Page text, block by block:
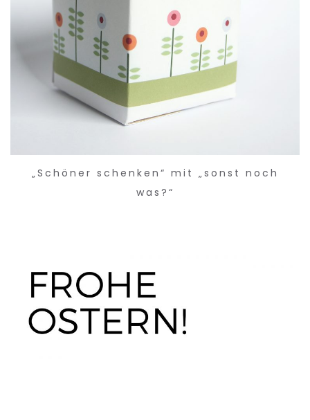
„Schöner schenken“ mit „sonst noch
was?“